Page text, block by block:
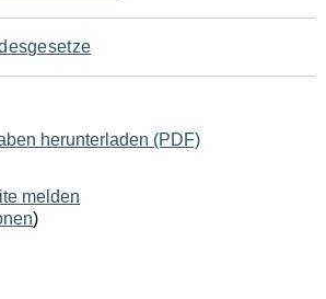
herunterladen (PDF)
melden
)